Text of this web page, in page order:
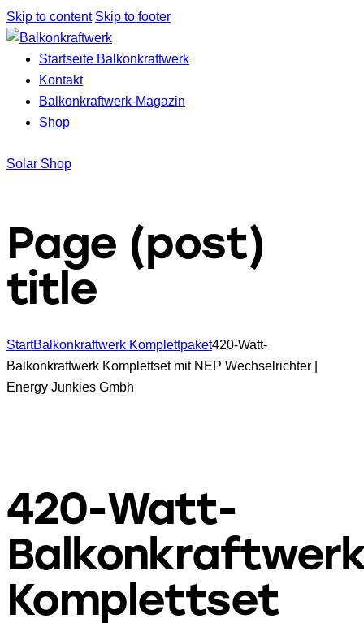
Skip to content Skip to footer
Startseite Balkonkraftwerk
Kontakt
Balkonkraftwerk-Magazin
Shop
Solar Shop
Page (post)
title
StartBalkonkraftwerk Komplettpaket420-Watt-
Balkonkraftwerk Komplettset mit NEP Wechselrichter |
Energy Junkies Gmbh
420-Watt-
Komplettset